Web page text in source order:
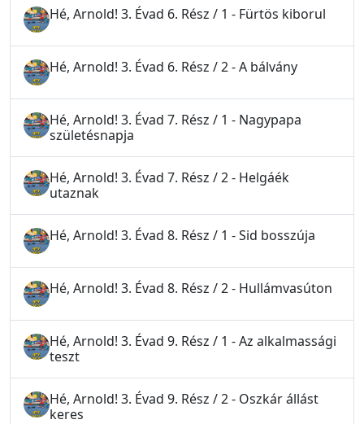
Hé, Arnold! 3. Évad 6. Rész / 1 - Fürtös kiborul
Hé, Arnold! 3. Évad 6. Rész / 2 - A bálvány
Hé, Arnold! 3. Évad 7. Rész / 1 - Nagypapa
születésnapja
Hé, Arnold! 3. Évad 7. Rész / 2 - Helgáék
utaznak
Hé, Arnold! 3. Évad 8. Rész / 1 - Sid bosszúja
Hé, Arnold! 3. Évad 8. Rész / 2 - Hullámvasúton
Hé, Arnold! 3. Évad 9. Rész / 1 - Az alkalmassági
teszt
Hé, Arnold! 3. Évad 9. Rész / 2 - Oszkár állást
keres